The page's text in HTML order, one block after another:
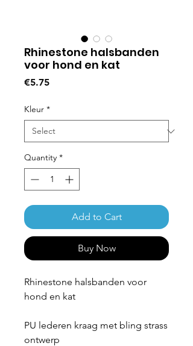
Rhinestone halsbanden
voor hond en kat
€5.75Price
Kleur *
Quantity *
Add to Cart
Buy Now
Rhinestone halsbanden voor
hond en kat
PU lederen kraag met bling strass
ontwerp